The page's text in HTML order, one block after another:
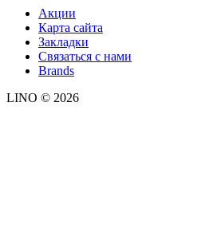
Акции
Карта сайта
Закладки
Связаться с нами
Brands
LINO © 2026